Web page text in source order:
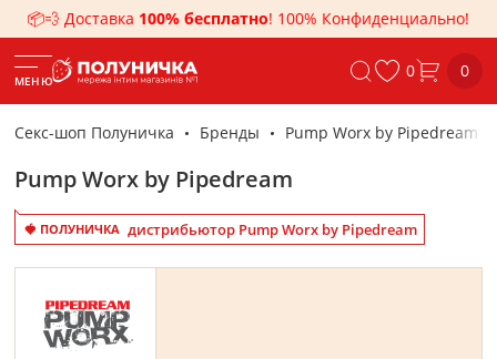
📦💨 Доставка 100% бесплатно! 100% Конфиденциально!
МЕНЮ 0 0
Секс-шоп Полуничка Бренды Pump Worx by Pipedream
Pump Worx by Pipedream
🍓 ПОЛУНИЧКА дистрибьютор Pump Worx by Pipedream